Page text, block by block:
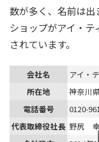
数が多く、名前は
ショップがアイ・
されています。
会社名
アイ・
所在地
神奈川
電話番号
0120-
代表取締役社長 野尻